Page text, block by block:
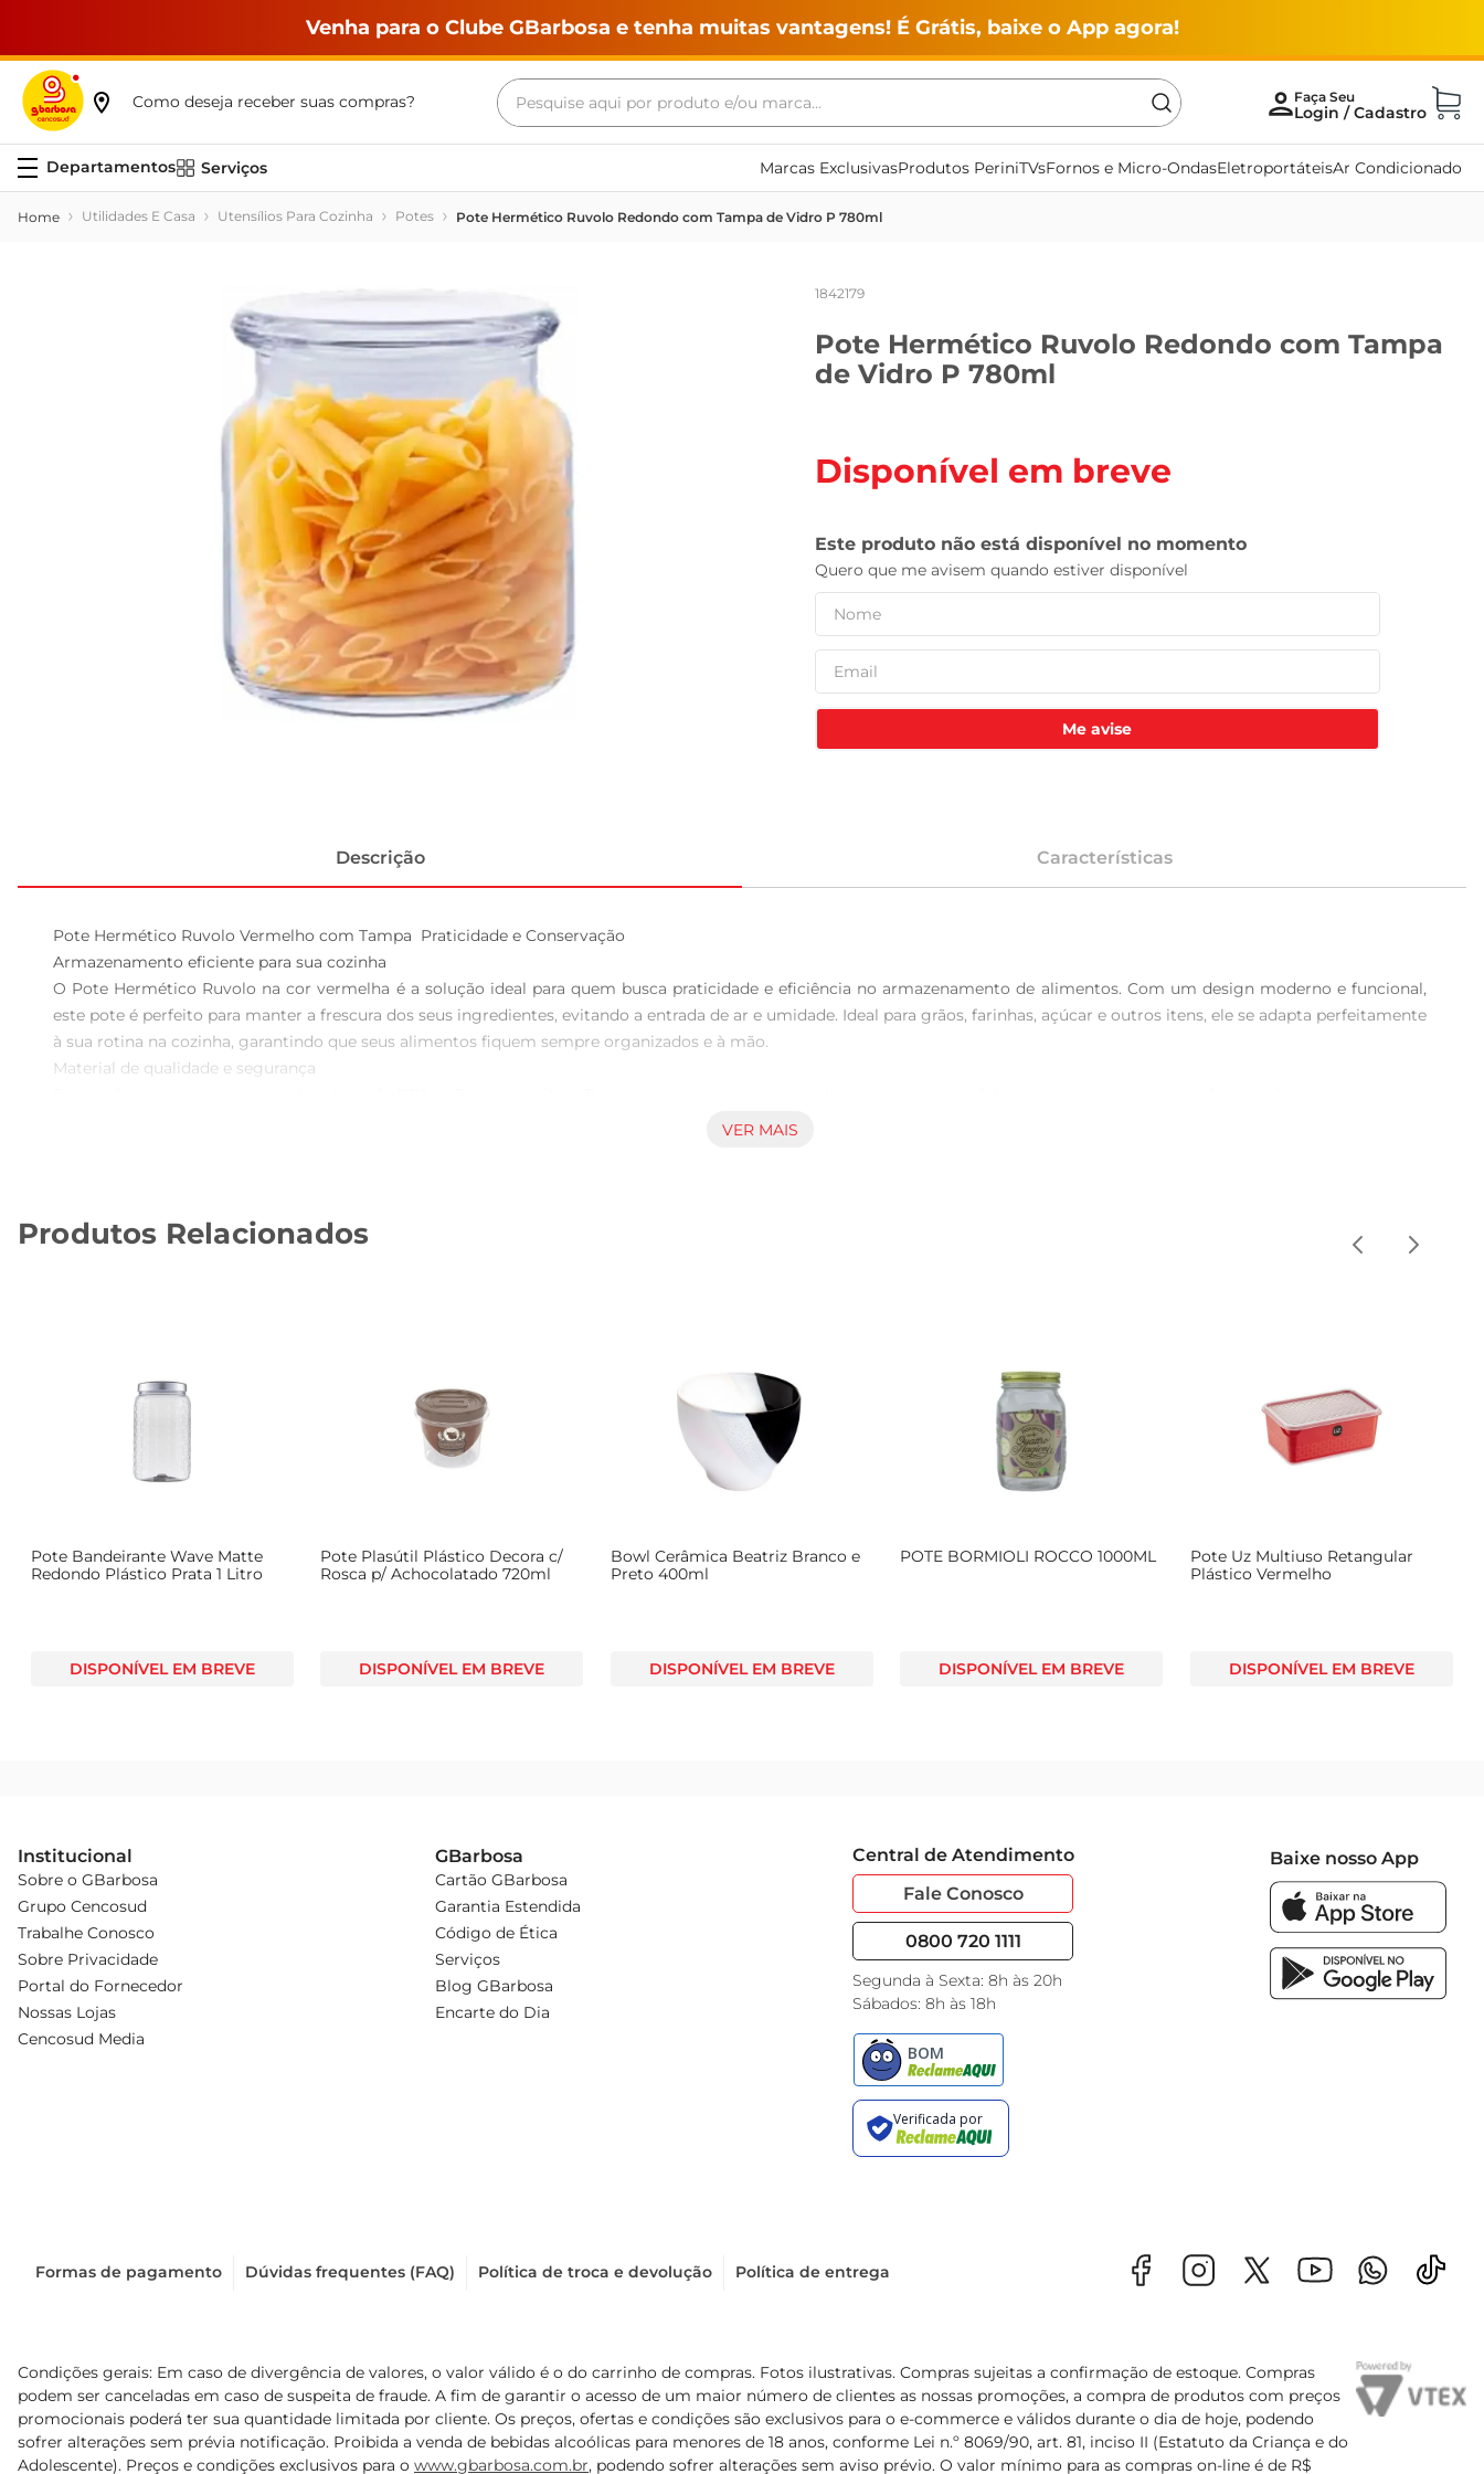
Venha para o Clube GBarbosa e tenha muitas vantagens! É Grátis, baixe o App agora!
Como deseja receber suas compras?
Pesquise aqui por produto e/ou marca...
Serviços Marcas ExclusivasProdutos PeriniTVsFornos e Micro-OndasEletroportáteisAr Condicionado
Utilidades E Casa Utensílios Para Cozinha Potes Pote Hermético Ruvolo Redondo com Tampa de Vidro P 780ml
1842179
Pote Hermético Ruvolo Redondo com Tampa
de Vidro P 780ml
Disponível em breve
Me avise
Descrição Características
Pote Hermético Ruvolo Vermelho com Tampa  Praticidade e Conservação
Armazenamento eficiente para sua cozinha
O Pote Hermético Ruvolo na cor vermelha é a solução ideal para quem busca praticidade e eficiência no armazenamento de alimentos. Com um design moderno e funcional,
este pote é perfeito para manter a frescura dos seus ingredientes, evitando a entrada de ar e umidade. Ideal para grãos, farinhas, açúcar e outros itens, ele se adapta perfeitamente
à sua rotina na cozinha, garantindo que seus alimentos fiquem sempre organizados e à mão.
Material de qualidade e segurança
um fechamento seguro, evitando vazamentos e mantendo o sabor e a textura dos alimentos por mais tempo. Além disso, sua construção robusta garante durabilidade,
trazum toque de estilo à sua cozinha, mas também permite fácil identificação do conteúdo. O formato arredondado e a tampa de fácil abertura tornam o uso diário ainda mais
VER MAIS
Produtos Relacionados
Pote Bandeirante Wave Matte
Redondo Plástico Prata 1 Litro
DISPONÍVEL EM BREVE
Pote Plasútil Plástico Decora c/
Rosca p/ Achocolatado 720ml
DISPONÍVEL EM BREVE
Bowl Cerâmica Beatriz Branco e
Preto 400ml
DISPONÍVEL EM BREVE
POTE BORMIOLI ROCCO 1000ML
DISPONÍVEL EM BREVE
Pote Uz Multiuso Retangular
Plástico Vermelho
DISPONÍVEL EM BREVE
Institucional
Sobre o GBarbosa
Grupo Cencosud
Trabalhe Conosco
Sobre Privacidade
Portal do Fornecedor
Nossas Lojas
Cencosud Media
GBarbosa
Cartão GBarbosa
Garantia Estendida
Código de Ética
Serviços
Blog GBarbosa
Encarte do Dia
Central de Atendimento
Fale Conosco
0800 720 1111
Segunda à Sexta: 8h às 20h
Sábados: 8h às 18h
Baixe nosso App
Formas de pagamento Dúvidas frequentes (FAQ) Política de troca e devolução Política de entrega
Condições gerais: Em caso de divergência de valores, o valor válido é o do carrinho de compras. Fotos ilustrativas. Compras sujeitas a confirmação de estoque. Compras
podem ser canceladas em caso de suspeita de fraude. A fim de garantir o acesso de um maior número de clientes as nossas promoções, a compra de produtos com preços
promocionais poderá ter sua quantidade limitada por cliente. Os preços, ofertas e condições são exclusivos para o e-commerce e válidos durante o dia de hoje, podendo
sofrer alterações sem prévia notificação. Proibida a venda de bebidas alcoólicas para menores de 18 anos, conforme Lei n.º 8069/90, art. 81, inciso II (Estatuto da Criança e do
Adolescente). Preços e condições exclusivos para o www.gbarbosa.com.br, podendo sofrer alterações sem aviso prévio. O valor mínimo para as compras on-line é de R$
Termos mais buscados
maquina lavar
cerveja
vinho
leite